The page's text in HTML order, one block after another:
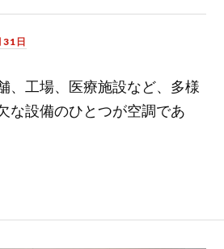
日
、工場、医療施設など、多様
な設備のひとつが空調であ